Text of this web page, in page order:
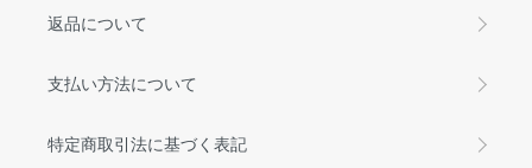
返品について
支払い方法について
特定商取引法に基づく表記